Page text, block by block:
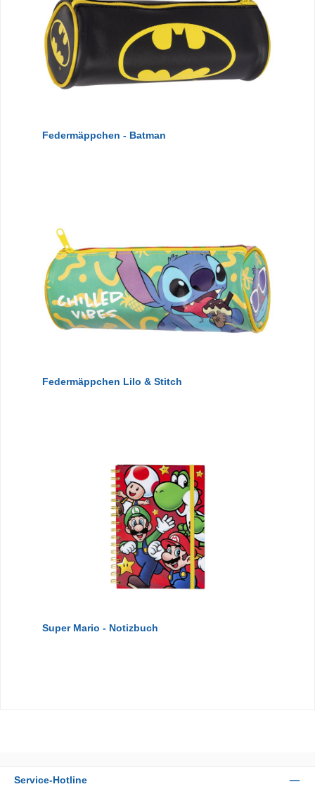
Federmäppchen - Batman
Federmäppchen Lilo & Stitch
Super Mario - Notizbuch
Service-Hotline